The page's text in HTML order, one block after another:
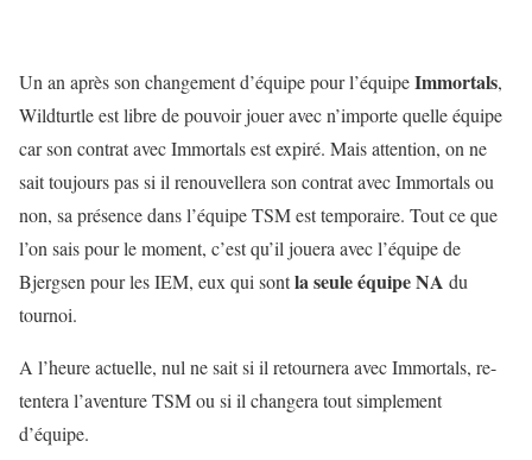
Un an après son changement d’équipe pour l’équipeImmortals,
Wildturtle est libre de pouvoir jouer avec n’importe quelle équipe
car son contrat avec Immortals est expiré. Mais attention, on ne
sait toujours pas si il renouvellera son contrat avec Immortals ou
non, sa présence dans l’équipe TSM est temporaire. Tout ce que
l’on sais pour le moment, c’est qu’il jouera avec l’équipe de
Bjergsen pour les IEM, eux qui sontla seule équipe NA du
tournoi.
A l’heure actuelle, nul ne sait si il retournera avec Immortals, re-
tentera l’aventure TSM ou si il changera tout simplement
d’équipe.